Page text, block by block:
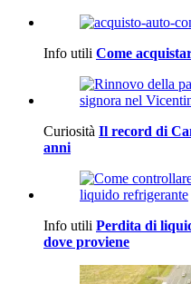
Info utili Come
Curiosità Il record di
anni
Info utili Perdita di
dove proviene